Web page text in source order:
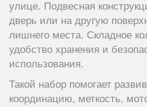
улице. Подвесная
дверь или на другую
лишнего места. Складное
удобство хранения и
использования.
Такой набор помогает
координацию, меткость,